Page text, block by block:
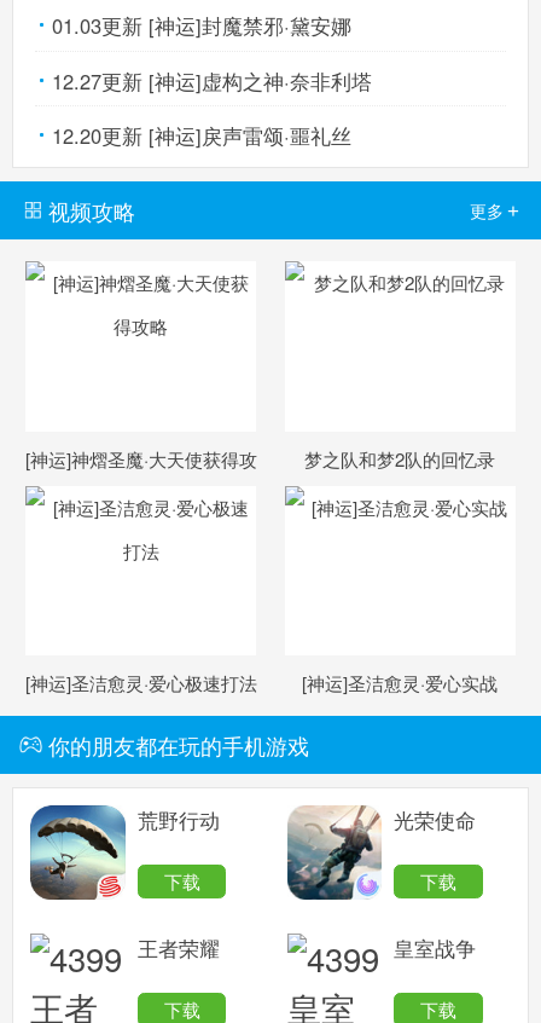
01.03更新 [神运]封魔禁邪·黛安娜
12.27更新 [神运]虚构之神·奈非利塔
12.20更新 [神运]戾声雷颂·噩礼丝
视频攻略 更多 +
[神运]神熠圣魔·大天使获得攻
略
梦之队和梦2队的回忆录
[神运]圣洁愈灵·爱心极速打法 [神运]圣洁愈灵·爱心实战
你的朋友都在玩的手机游戏
荒野行动
下载
光荣使命
下载
王者荣耀
下载
皇室战争
下载